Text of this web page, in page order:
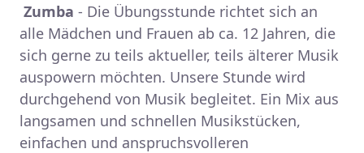
Zumba - Die Übungsstunde richtet sich an
alle Mädchen und Frauen ab ca. 12 Jahren, die
sich gerne zu teils aktueller, teils älterer Musik
auspowern möchten. Unsere Stunde wird
durchgehend von Musik begleitet. Ein Mix aus
langsamen und schnellen Musikstücken,
einfachen und anspruchsvolleren